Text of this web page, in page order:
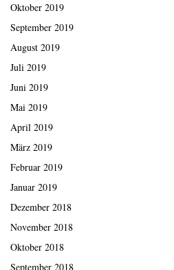
Oktober 2019
September 2019
August 2019
Juli 2019
Juni 2019
Mai 2019
April 2019
März 2019
Februar 2019
Januar 2019
Dezember 2018
November 2018
Oktober 2018
September 2018